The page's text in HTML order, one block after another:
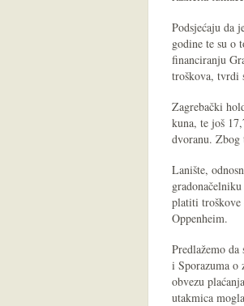
Podsjećaju da
godine te su o
financiranju
troškova, tvrdi
Zagrebački
kuna, te još
dvoranu. Zbog
Lanište,
platiti troškove
Oppenheim.
Predlažemo
i Sporazuma o
obvezu
utakmica